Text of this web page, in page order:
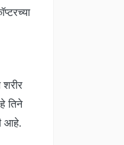
शरीर
तिने
आहे.